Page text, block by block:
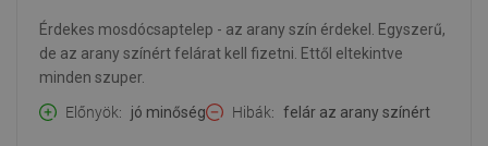
Érdekes mosdócsaptelep - az arany szín érdekel. Egyszerű,
de az arany színért felárat kell fizetni. Ettől eltekintve
minden szuper.
Előnyök
jó minőség Hibák felár az arany színért